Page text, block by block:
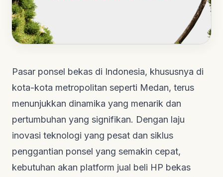
Pasar ponsel bekas di Indonesia, khususnya di
kota-kota metropolitan seperti Medan, terus
menunjukkan dinamika yang menarik dan
pertumbuhan yang signifikan. Dengan laju
inovasi teknologi yang pesat dan siklus
penggantian ponsel yang semakin cepat,
kebutuhan akan platform jual beli HP bekas